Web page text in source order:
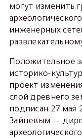
могут изменить
инженерных
Положительное
историко-
проект
слой древнего
подписан 27 мая
Зайцевым —